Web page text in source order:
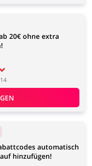
Tierbedarf
& Spielzeug
20€ ohne extra
14
automatisch
hinzufügen!